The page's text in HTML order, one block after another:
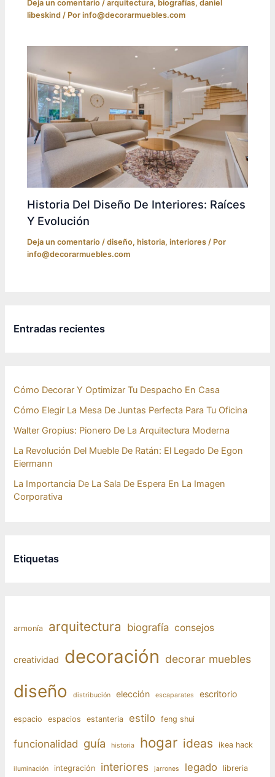
Deja un comentario /arquitectura, biografías,daniel
libeskind / Porinfo@decorarmuebles.com
Historia Del Diseño De Interiores: Raíces
Y Evolución
Deja un comentario /diseño,historia,interiores / Por
info@decorarmuebles.com
Entradas recientes
Cómo Decorar Y Optimizar Tu Despacho En Casa
Cómo Elegir La Mesa De Juntas Perfecta Para Tu Oficina
Walter Gropius: Pionero De La Arquitectura Moderna
La Revolución Del Mueble De Ratán: El Legado De Egon
Eiermann
La Importancia De La Sala De Espera En La Imagen
Corporativa
Etiquetas
armonía arquitectura biografía consejos
creatividad decoración decorar muebles
diseño distribución elección escaparates escritorio
espacio espacios estanteria estilo feng shui
funcionalidad guía historia hogar ideas ikea hack
iluminación integración interiores jarrones legado libreria